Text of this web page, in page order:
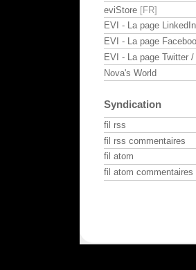
eviStore
EVI - La page LinkedIn
EVI - La page
EVI - La page Twitter /
Nova's World
Syndication
fil rss
fil rss commentaires
fil atom
fil atom commentaires